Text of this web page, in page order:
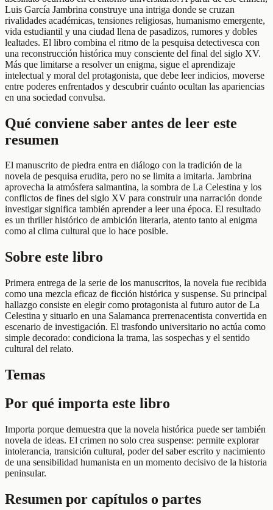
Luis García Jambrina construye una intriga donde se cruzan
rivalidades académicas, tensiones religiosas, humanismo emergente,
vida estudiantil y una ciudad llena de pasadizos, rumores y dobles
lealtades. El libro combina el ritmo de la pesquisa detectivesca con
una reconstrucción histórica muy consciente del final del siglo XV.
Más que limitarse a resolver un enigma, sigue el aprendizaje
intelectual y moral del protagonista, que debe leer indicios, moverse
entre poderes enfrentados y descubrir cuánto ocultan las apariencias
en una sociedad convulsa.
Qué conviene saber antes de leer este
resumen
El manuscrito de piedra entra en diálogo con la tradición de la
novela de pesquisa erudita, pero no se limita a imitarla. Jambrina
aprovecha la atmósfera salmantina, la sombra de La Celestina y los
conflictos de fines del siglo XV para construir una narración donde
investigar significa también aprender a leer una época. El resultado
es un thriller histórico de ambición literaria, atento tanto al enigma
como al clima cultural que lo hace posible.
Sobre este libro
Primera entrega de la serie de los manuscritos, la novela fue recibida
como una mezcla eficaz de ficción histórica y suspense. Su principal
hallazgo consiste en elegir como protagonista al futuro autor de La
Celestina y situarlo en una Salamanca prerrenacentista convertida en
escenario de investigación. El trasfondo universitario no actúa como
simple decorado: condiciona la trama, las sospechas y el sentido
cultural del relato.
Temas
Por qué importa este libro
Importa porque demuestra que la novela histórica puede ser también
novela de ideas. El crimen no solo crea suspense: permite explorar
intolerancia, transición cultural, poder del saber escrito y nacimiento
de una sensibilidad humanista en un momento decisivo de la historia
peninsular.
Resumen por capítulos o partes